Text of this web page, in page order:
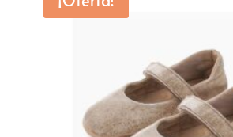
42,00€.32,00€.